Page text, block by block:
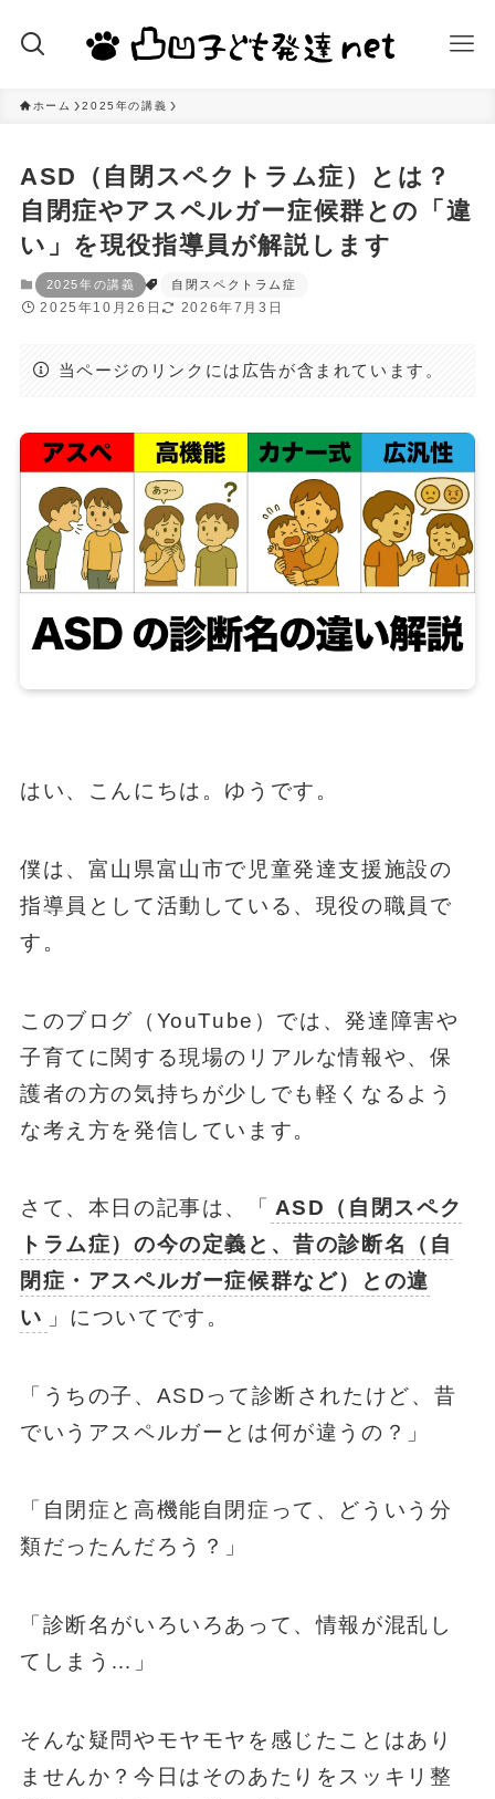
ホーム 2025年の講義
ASD（自閉スペクトラム症）とは？
自閉症やアスペルガー症候群との「違
い」を現役指導員が解説します
2025年の講義 自閉スペクトラム症
2025年10月26日 2026年7月3日
当ページのリンクには広告が含まれています。
はい、こんにちは。ゆうです。
僕は、富山県富山市で児童発達支援施設の
指導員として活動している、現役の職員で
す。
このブログ（YouTube）では、発達障害や
子育てに関する現場のリアルな情報や、保
護者の方の気持ちが少しでも軽くなるよう
な考え方を発信しています。
さて、本日の記事は、「
ASD（自閉スペク
トラム症）の今の定義と、昔の診断名（自
閉症・アスペルガー症候群など）との違
い
」についてです。
「うちの子、ASDって診断されたけど、昔
でいうアスペルガーとは何が違うの？」
「自閉症と高機能自閉症って、どういう分
類だったんだろう？」
「診断名がいろいろあって、情報が混乱し
てしまう…」
そんな疑問やモヤモヤを感じたことはあり
ませんか？今日はそのあたりをスッキリ整